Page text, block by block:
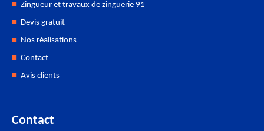
Zingueur et travaux de zinguerie 91
Devis gratuit
Nos réalisations
Contact
Avis clients
Contact